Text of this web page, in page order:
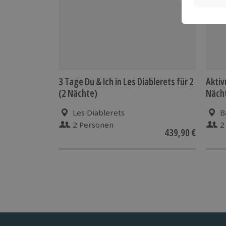
3 Tage Du & Ich in Les Diablerets für 2
(2 Nächte)
Les Diablerets
2 Personen
439,90 €